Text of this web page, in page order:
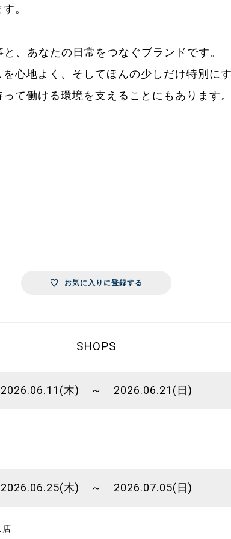
。
、あなたの日常をつなぐブランドです。
心地よく、そしてほんの少しだけ特別にす
て働ける環境を支えることにもあります。
お気に入りに登録する
SHOPS
2026.06.11(木) ～ 2026.06.21(日)
2026.06.25(木) ～ 2026.07.05(日)
店